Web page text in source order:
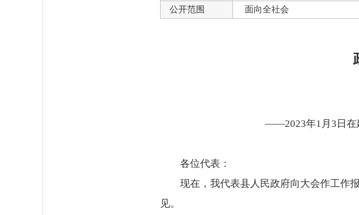
公开范围
面向全社会
——2023年1月3日在
各位代表：
现在，我代表县人民政府向大会作工作
见。